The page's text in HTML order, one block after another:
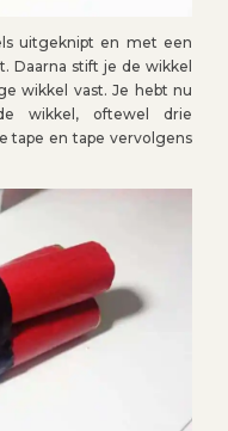
uitgeknipt en met een
Daarna stift je de wikkel
wikkel vast. Je hebt nu
wikkel, oftewel drie
tape en tape vervolgens